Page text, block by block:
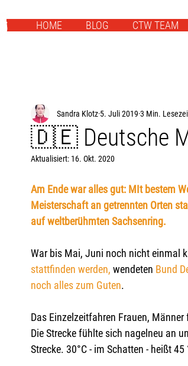
HOME BLOG CTW TEAM
🇩🇪 Deutsche
Sandra Klotz 5. Juli 2019 3 Min.
Aktualisiert: 16. Okt. 2020
Am Ende war alles gut: MIt bestem
Meisterschaft an getrennten Orten
auf weltberühmten Sachsenring.
War bis Mai, Juni noch nicht einmal
stattfinden werden, wendeten Bund
noch alles zum Guten.
Das Einzelzeitfahren Frauen,
Die Strecke fühlte sich nagelneu an
Strecke. 30°C - im Schatten - heißt 45